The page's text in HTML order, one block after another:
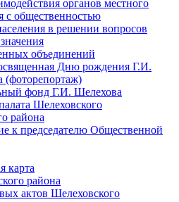
органов местного
с общественностью
в решении вопросов
объединений
Дню рождения Г.И.
(фоторепортаж)
фонд Г.И. Шелехова
Шелеховского
района
к председателю Общественной
карта
района
актов Шелеховского